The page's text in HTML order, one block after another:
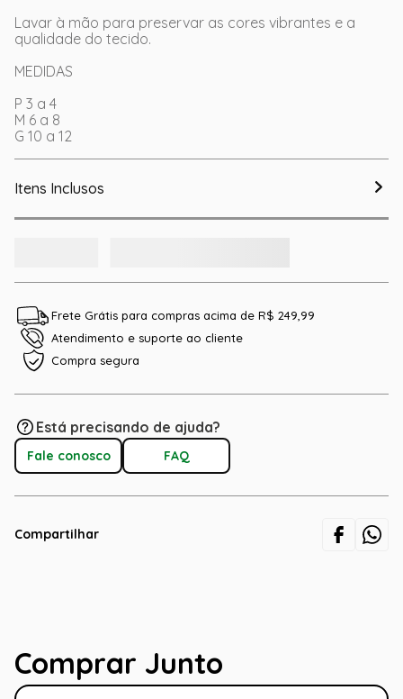
Lavar à mão para preservar as cores vibrantes e a
qualidade do tecido.
MEDIDAS
P 3 a 4
M 6 a 8
G 10 a 12
Itens Inclusos
Frete Grátis para compras acima de R$ 249,99
Atendimento e suporte ao cliente
Compra segura
Está precisando de ajuda?
Fale conosco FAQ
Compartilhar
Comprar Junto